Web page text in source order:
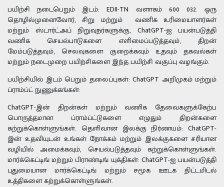
பயிற்சி நடைபெறும் இடம்: EDII-TN வளாகம் 600 032. ஒரு
தொழில்முனைவோர், சிறு மற்றும் வணிக உரிமையாளர்கள்
மற்றும் ஸ்டார்ட்அப் நிறுவுநர்களுக்கு, ChatGPT-ஐ பயன்படுத்தி
வணிக செயல்பாடுகளை எளிமைப்படுத்தவும், திறன்
மேம்படுத்தவும், செலவுகளை குறைக்கவும் உதவும் தகவல்கள்
மற்றும் நடைமுறை பயிற்சிகளை இந்த பயிற்சி வகுப்பு வழங்கும்.
பயிற்சியில் இடம் பெறும் தலைப்புகள்: ChatGPT அறிமுகம் மற்றும்
ப்ராம்ப்ட் நுணுக்கங்கள்:
ChatGPT-இன் திறன்கள் மற்றும் வணிக தேவைகளுக்கேற்ப
பொருத்தமான ப்ராம்ப்ட்டுகளை எழுதும் திறன்களை
கற்றுக்கொள்ளுங்கள். தெளிவான இலக்கு நிர்ணயம்: ChatGPT-
இன் உதவியுடன் உங்கள் நோக்கம் மற்றும் இலக்குகளை சரியான
வழியில் அமைக்கவும், செயல்படுத்தவும் கற்றுக்கொள்ளுங்கள்.
மார்க்கெட்டிங் மற்றும் பிராண்டிங் யுக்திகள்: ChatGPT-ஐ பயன்படுத்தி
புதுமையான மார்க்கெட்டிங் மற்றும் சமூக ஊடக திட்டமிடல்
உத்திகளை கற்றுக்கொள்ளுங்கள்.